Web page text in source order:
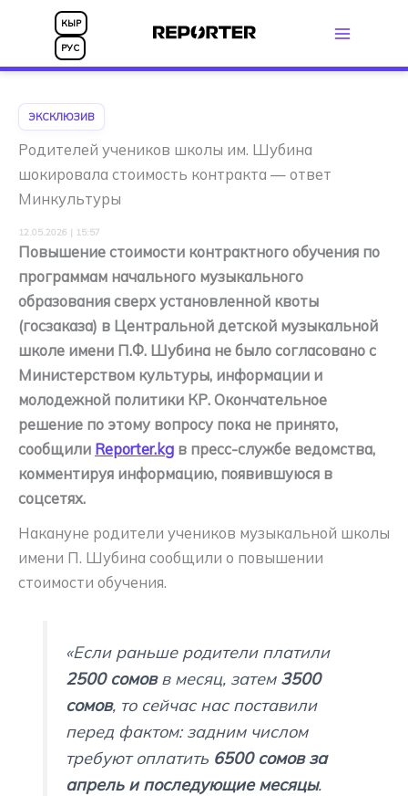
Перейти
содержимому
КЫР
РУС
ЭКСКЛЮЗИВ
Родителей учеников школы им. Шубина
шокировала стоимость контракта — ответ
Минкультуры
12.05.2026 | 15:57
Повышение стоимости контрактного обучения по
программам начального музыкального
образования сверх установленной квоты
(госзаказа) в Центральной детской музыкальной
школе имени П.Ф. Шубина не было согласовано с
Министерством культуры, информации и
молодежной политики КР. Окончательное
решение по этому вопросу пока не принято,
сообщили Reporter.kg в пресс-службе ведомства,
комментируя информацию, появившуюся в
соцсетях.
Накануне родители учеников музыкальной школы
имени П. Шубина сообщили о повышении
стоимости обучения.
«Если раньше родители платили
2500 сомовв месяц, затем 3500
сомов, то сейчас нас поставили
перед фактом: задним числом
требуют оплатить 6500 сомов за
апрель и последующие месяцы.